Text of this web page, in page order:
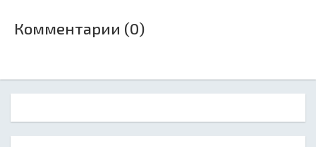
Комментарии (0)